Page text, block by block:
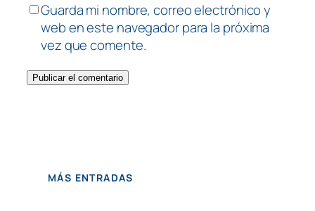
Guarda mi nombre, correo electrónico y
web en este navegador para la próxima
vez que comente.
MÁS ENTRADAS